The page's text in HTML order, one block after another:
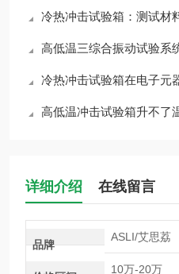
冷热冲击试验箱：测试材
高低温三综合振动试验系统
冷热冲击试验箱在电子元
高低温冲击试验箱升不了
详细介绍 在线留言
品牌
ASLI/艾思荔
10万-20万